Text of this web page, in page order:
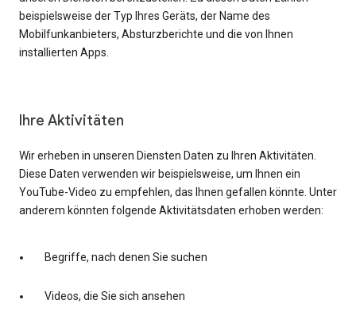
beispielsweise der Typ Ihres Geräts, der Name des
Mobilfunkanbieters, Absturzberichte und die von Ihnen
installierten Apps.
Ihre Aktivitäten
Wir erheben in unseren Diensten Daten zu Ihren Aktivitäten.
Diese Daten verwenden wir beispielsweise, um Ihnen ein
YouTube-Video zu empfehlen, das Ihnen gefallen könnte. Unter
anderem könnten folgende Aktivitätsdaten erhoben werden:
Begriffe, nach denen Sie suchen
Videos, die Sie sich ansehen